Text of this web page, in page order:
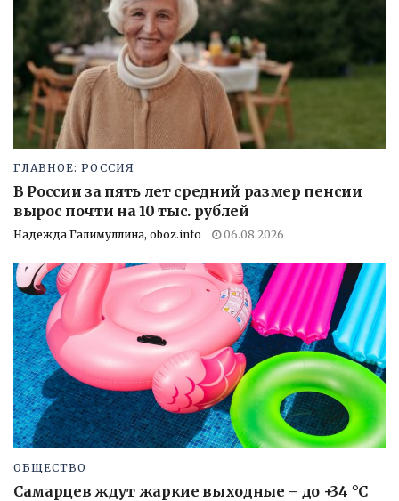
ГЛАВНОЕ: РОССИЯ
В России за пять лет средний размер пенсии
вырос почти на 10 тыс. рублей
Надежда Галимуллина, oboz.info 06.08.2026
ОБЩЕСТВО
Самарцев ждут жаркие выходные – до +34 °C